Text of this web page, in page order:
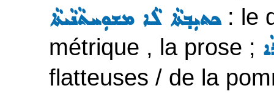
ܟܬܝܼܒ݂ܬܵܐ ܠܵܐ ܡܫܘܼܚܬܵܢܵܝܬܵܐ: le
métrique , la prose ;
flatteuses / de la